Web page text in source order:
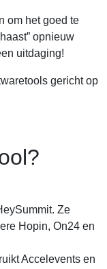
om het goed te
opnieuw
uitdaging!
gericht op
Ze
Hopin, On24 en
Accelevents en